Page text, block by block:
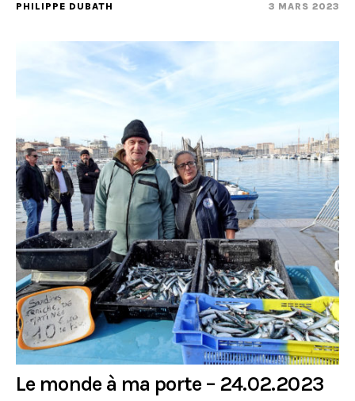
PHILIPPE DUBATH 3 MARS 2023
Le monde à ma porte – 24.02.2023